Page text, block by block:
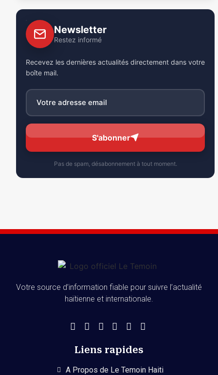
Newsletter
Restez informé
Recevez les dernières actualités directement dans votre
boîte mail.
S'abonner
Pas de spam, désabonnement à tout moment.
Votre source d’information fiable pour suivre l’actualité
haïtienne et internationale.
Liens rapides
A Propos de Le Temoin Haiti